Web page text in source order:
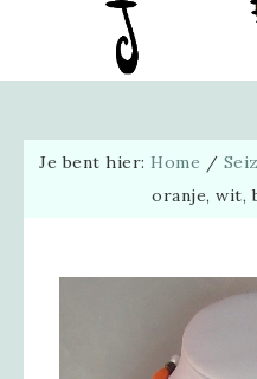
Je bent hier: Home /
oranje, wit,